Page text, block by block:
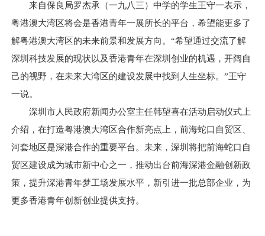
来自保良局罗杰承（一九八三）中学的学生王守一表示，
粤港澳大湾区将会是香港青年一展所长的平台，希望能更多了
解粤港澳大湾区的未来前景和发展方向。“希望通过交流了解
深圳科技发展的现状以及香港青年在深圳创业的机遇，开阔自
己的视野，在未来大湾区的建设发展中找到人生坐标。”王守
一说。
深圳市人民政府新闻办公室主任韩望喜在活动启动仪式上
介绍，在打造粤港澳大湾区合作新亮点上，前海蛇口自贸区、
河套地区是深港合作的重要平台。未来，深圳将把前海蛇口自
贸区建设成为城市新中心之一，推动出台前海深港金融创新政
策，提升深港青年梦工场发展水平，新引进一批总部企业，为
更多香港青年创新创业提供支持。